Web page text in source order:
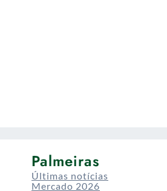
Palmeiras
Últimas notícias
Mercado 2026